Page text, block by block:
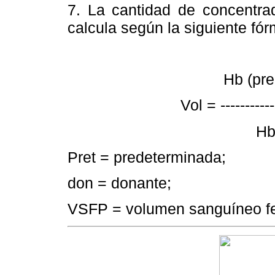
7. La cantidad de
calcula según la siguiente
Hb
Vol =
Hb
Pret = predeterminada;
don = donante;
VSFP = volumen sanguíneo